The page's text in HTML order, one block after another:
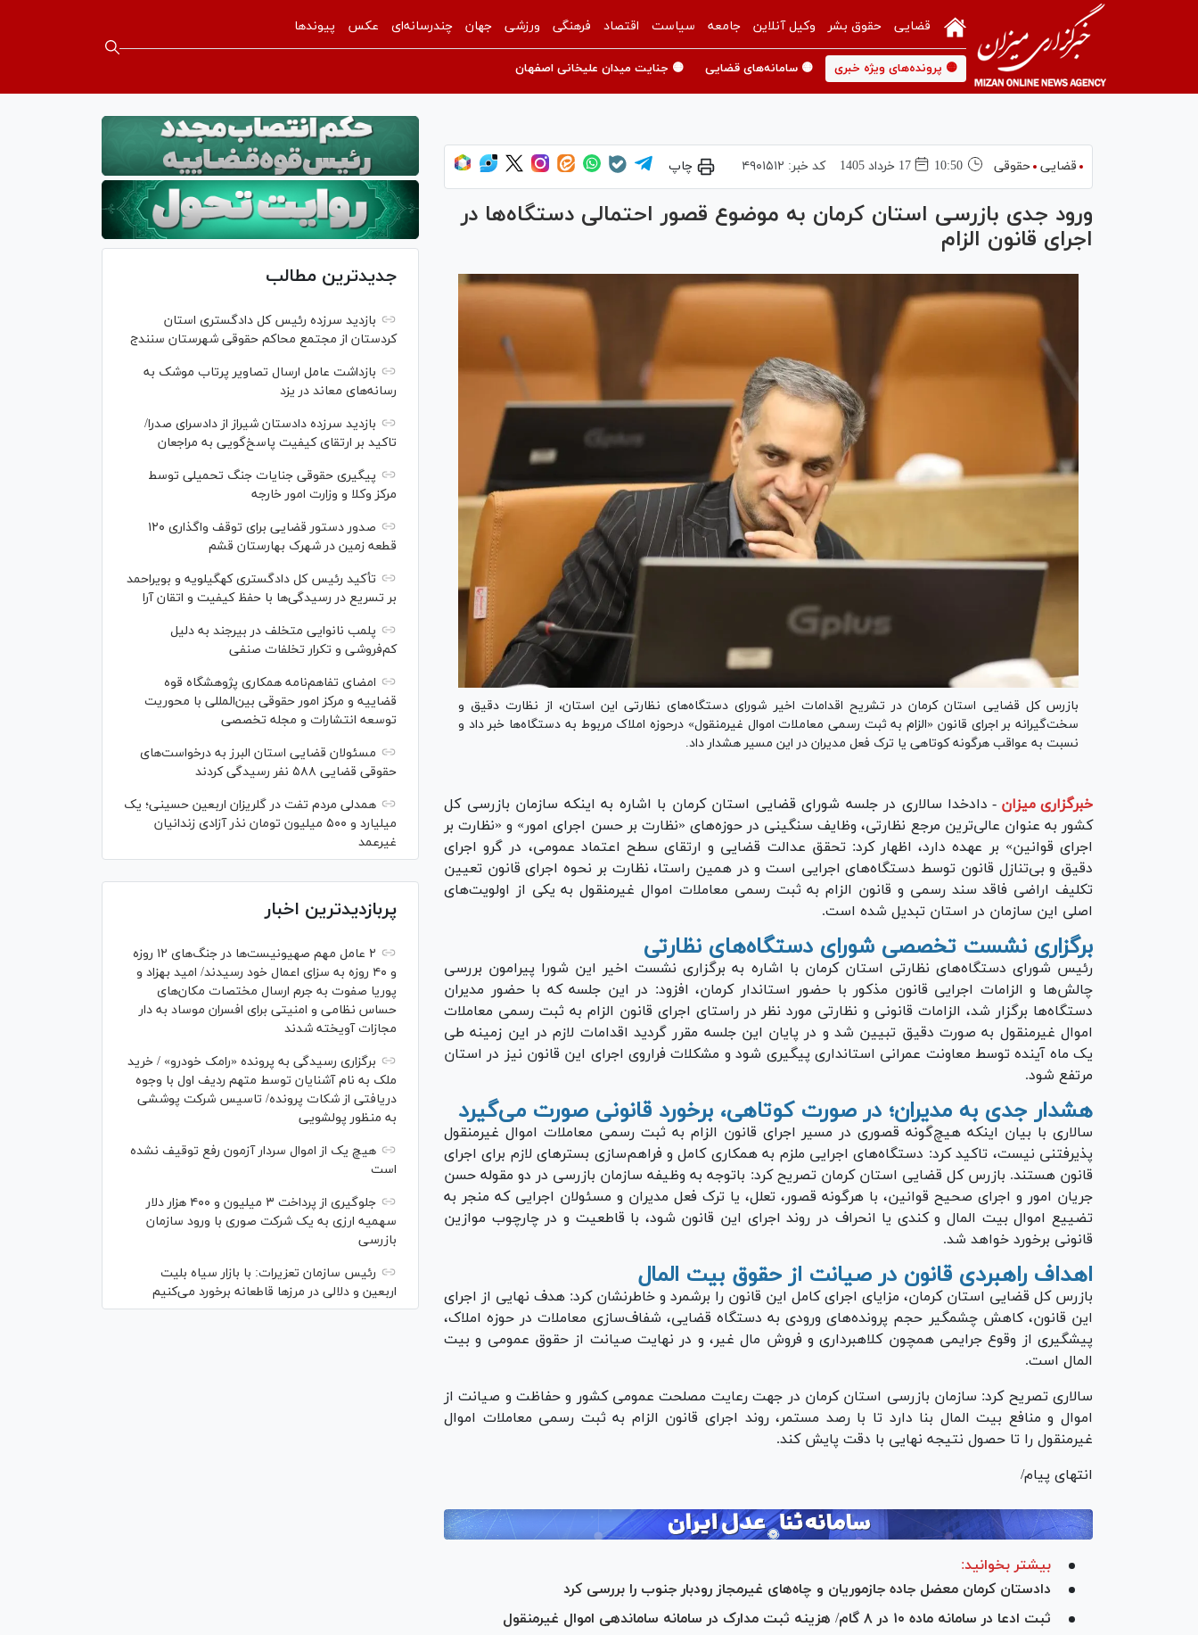
قضایی حقوق بشر وکیل آنلاین جامعه سیاست اقتصاد فرهنگی ورزشی جهان چندرسانه‌ای عکس پیوندها
🟡 پرونده‌های ویژه خبری 🟡 سامانه‌های قضایی 🟡 جنایت میدان علیخانی اصفهان
قضایی حقوقی 10:50 17 خرداد 1405 کد خبر: ۴۹۰۱۵۱۲ چاپ
ورود جدی بازرسی استان کرمان به موضوع قصور احتمالی دستگاه‌ها در
اجرای قانون الزام
بازرس کل قضایی استان کرمان در تشریح اقدامات اخیر شورای دستگاه‌های نظارتی این استان، از نظارت دقیق و
سخت‌گیرانه بر اجرای قانون «الزام به ثبت رسمی معاملات اموال غیرمنقول» درحوزه املاک مربوط به دستگاه‌ها خبر داد و
نسبت به عواقب هرگونه کوتاهی یا ترک فعل مدیران در این مسیر هشدار داد.
خبرگزاری میزان - دادخدا سالاری در جلسه شورای قضایی استان کرمان با اشاره به اینکه سازمان بازرسی کل
کشور به عنوان عالی‌ترین مرجع نظارتی، وظایف سنگینی در حوزه‌های «نظارت بر حسن اجرای امور» و «نظارت بر
اجرای قوانین» بر عهده دارد، اظهار کرد: تحقق عدالت قضایی و ارتقای سطح اعتماد عمومی، در گرو اجرای
دقیق و بی‌تنازل قانون توسط دستگاه‌های اجرایی است و در همین راستا، نظارت بر نحوه اجرای قانون تعیین
تکلیف اراضی فاقد سند رسمی و قانون الزام به ثبت رسمی معاملات اموال غیرمنقول به یکی از اولویت‌های
اصلی این سازمان در استان تبدیل شده است.
برگزاری نشست تخصصی شورای دستگاه‌های نظارتی
رئیس شورای دستگاه‌های نظارتی استان کرمان با اشاره به برگزاری نشست اخیر این شورا پیرامون بررسی
چالش‌ها و الزامات اجرایی قانون مذکور با حضور استاندار کرمان، افزود: در این جلسه که با حضور مدیران
دستگاه‌ها برگزار شد، الزامات قانونی و نظارتی مورد نظر در راستای اجرای قانون الزام به ثبت رسمی معاملات
اموال غیرمنقول به صورت دقیق تبیین شد و در پایان این جلسه مقرر گردید اقدامات لازم در این زمینه طی
یک ماه آینده توسط معاونت عمرانی استانداری پیگیری شود و مشکلات فراروی اجرای این قانون نیز در استان
مرتفع شود.
هشدار جدی به مدیران؛ در صورت کوتاهی، برخورد قانونی صورت می‌گیرد
سالاری با بیان اینکه هیچ‌گونه قصوری در مسیر اجرای قانون الزام به ثبت رسمی معاملات اموال غیرمنقول
پذیرفتنی نیست، تاکید کرد: دستگاه‌های اجرایی ملزم به همکاری کامل و فراهم‌سازی بستر‌های لازم برای اجرای
قانون هستند. بازرس کل قضایی استان کرمان تصریح کرد: باتوجه به وظیفه سازمان بازرسی در دو مقوله حسن
جریان امور و اجرای صحیح قوانین، با هرگونه قصور، تعلل، یا ترک فعل مدیران و مسئولان اجرایی که منجر به
تضییع اموال بیت المال و کندی یا انحراف در روند اجرای این قانون شود، با قاطعیت و در چارچوب موازین
قانونی برخورد خواهد شد.
اهداف راهبردی قانون در صیانت از حقوق بیت المال
بازرس کل قضایی استان کرمان، مزایای اجرای کامل این قانون را برشمرد و خاطرنشان کرد: هدف نهایی از اجرای
این قانون، کاهش چشمگیر حجم پرونده‌های ورودی به دستگاه قضایی، شفاف‌سازی معاملات در حوزه املاک،
پیشگیری از وقوع جرایمی همچون کلاهبرداری و فروش مال غیر، و در نهایت صیانت از حقوق عمومی و بیت
المال است.
سالاری تصریح کرد: سازمان بازرسی استان کرمان در جهت رعایت مصلحت عمومی کشور و حفاظت و صیانت از
اموال و منافع بیت المال بنا دارد تا با رصد مستمر، روند اجرای قانون الزام به ثبت رسمی معاملات اموال
غیرمنقول را تا حصول نتیجه نهایی با دقت پایش کند.
انتهای پیام/
بیشتر بخوانید:
دادستان کرمان معضل جاده جازموریان و چاه‌های غیرمجاز رودبار جنوب را بررسی کرد
ثبت ادعا در سامانه ماده ۱۰ در ۸ گام/ هزینه ثبت مدارک در سامانه ساماندهی اموال غیرمنقول
جدیدترین مطالب
بازدید سرزده رئیس کل دادگستری استان
کردستان از مجتمع محاکم حقوقی شهرستان سنندج
بازداشت عامل ارسال تصاویر پرتاب موشک به
رسانه‌های معاند در یزد
بازدید سرزده دادستان شیراز از دادسرای صدرا/
تاکید بر ارتقای کیفیت پاسخ‌گویی به مراجعان
پیگیری حقوقی جنایات جنگ تحمیلی توسط
مرکز وکلا و وزارت امور خارجه
صدور دستور قضایی برای توقف واگذاری ۱۲۰
قطعه زمین در شهرک بهارستان قشم
تأکید رئیس کل دادگستری کهگیلویه و بویراحمد
بر تسریع در رسیدگی‌ها با حفظ کیفیت و اتقان آرا
پلمب نانوایی متخلف در بیرجند به دلیل
کم‌فروشی و تکرار تخلفات صنفی
امضای تفاهم‌نامه همکاری پژوهشگاه قوه
قضاییه و مرکز امور حقوقی بین‌المللی با محوریت
توسعه انتشارات و مجله تخصصی
مسئولان قضایی استان البرز به درخواست‌های
حقوقی قضایی ۵۸۸ نفر رسیدگی کردند
همدلی مردم تفت در گلریزان اربعین حسینی؛ یک
میلیارد و ۵۰۰ میلیون تومان نذر آزادی زندانیان
غیرعمد
پربازدیدترین اخبار
۲ عامل مهم صهیونیست‌ها در جنگ‌های ۱۲ روزه
و ۴۰ روزه به سزای اعمال خود رسیدند/ امید بهزاد و
پوریا صفوت به جرم ارسال مختصات مکان‌های
حساس نظامی و امنیتی برای افسران موساد به دار
مجازات آویخته شدند
برگزاری رسیدگی به پرونده «رامک خودرو» / خرید
ملک به نام آشنایان توسط متهم ردیف اول با وجوه
دریافتی از شکات پرونده/ تاسیس شرکت پوششی
به منظور پولشویی
هیچ یک از اموال سردار آزمون رفع توقیف نشده
است
جلوگیری از پرداخت ۳ میلیون و ۴۰۰ هزار دلار
سهمیه ارزی به یک شرکت صوری با ورود سازمان
بازرسی
رئیس سازمان تعزیرات: با بازار سیاه بلیت
اربعین و دلالی در مرز‌ها قاطعانه برخورد می‌کنیم